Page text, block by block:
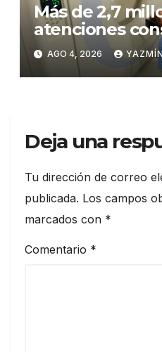
Más de 2,7
atenciones
municipal de
AGO 4, 2026
Deja una
Tu dirección de correo
publicada. Los campos
marcados con *
Comentario *